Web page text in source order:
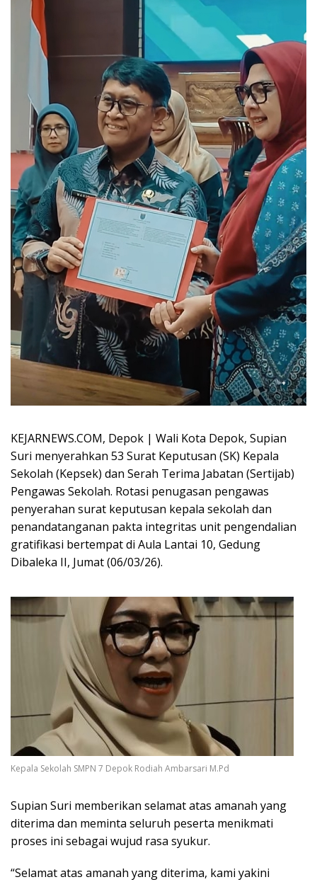
KEJARNEWS.COM, Depok | Wali Kota Depok, Supian
Suri menyerahkan 53 Surat Keputusan (SK) Kepala
Sekolah (Kepsek) dan Serah Terima Jabatan (Sertijab)
Pengawas Sekolah. Rotasi penugasan pengawas
penyerahan surat keputusan kepala sekolah dan
penandatanganan pakta integritas unit pengendalian
gratifikasi bertempat di Aula Lantai 10, Gedung
Dibaleka II, Jumat (06/03/26).
Kepala Sekolah SMPN 7 Depok Rodiah Ambarsari M.Pd
Supian Suri memberikan selamat atas amanah yang
diterima dan meminta seluruh peserta menikmati
proses ini sebagai wujud rasa syukur.
“Selamat atas amanah yang diterima, kami yakini